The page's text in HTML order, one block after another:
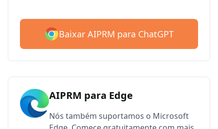
Baixar AIPRM para ChatGPT
AIPRM para Edge
Nós também suportamos o Microsoft